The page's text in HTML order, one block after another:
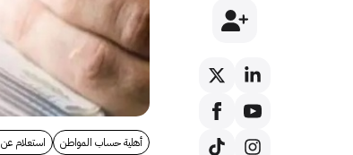
أهلية حساب المواطن استعلام عن